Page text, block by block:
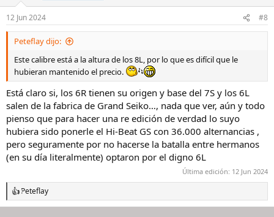
n
e
s
12 Jun 2024 #8
Peteflay dijo:
Este calibre está a la altura de los 8L, por lo que es difícil que le
hubieran mantenido el precio.
Está claro si, los 6R tienen su origen y base del 7S y los 6L
salen de la fabrica de Grand Seiko…, nada que ver, aún y todo
pienso que para hacer una re edición de verdad lo suyo
hubiera sido ponerle el Hi-Beat GS con 36.000 alternancias ,
pero seguramente por no hacerse la batalla entre hermanos
(en su día literalmente) optaron por el digno 6L
Última edición: 12 Jun 2024
R
e
Peteflay